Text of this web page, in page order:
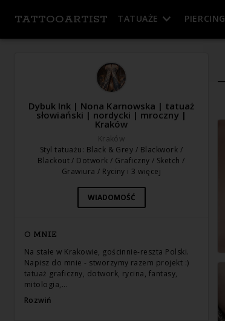
TATTOOARTIST TATUAŻE PIERCING
Dybuk Ink | Nona Karnowska | tatuaż
słowiański | nordycki | mroczny |
Kraków
Kraków
Styl tatuażu: Black & Grey / Blackwork /
Blackout / Dotwork / Graficzny / Sketch /
Grawiura / Ryciny i 3 więcej
WIADOMOŚĆ
O MNIE
Na stałe w Krakowie, gościnnie-reszta Polski.
Napisz do mnie - stworzymy razem projekt :)
tatuaż graficzny, dotwork, rycina, fantasy,
mitologia,…
Rozwiń